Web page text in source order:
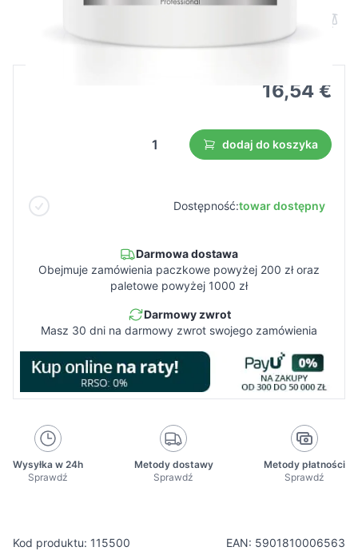
Kod produktu: 115500 EAN: 5901810006563
Cena B2B Cena detaliczna
16,54 €
dodaj do koszyka
Dostępność:towar dostępny
Darmowa dostawa
Obejmuje zamówienia paczkowe powyżej 200 zł oraz
paletowe powyżej 1000 zł
Darmowy zwrot
Masz 30 dni na darmowy zwrot swojego zamówienia
Wysyłka w 24h
Sprawdź
Metody dostawy
Sprawdź
Metody płatności
Sprawdź